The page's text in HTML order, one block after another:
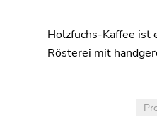
Holzfuchs-Kaffee ist
Rösterei mit